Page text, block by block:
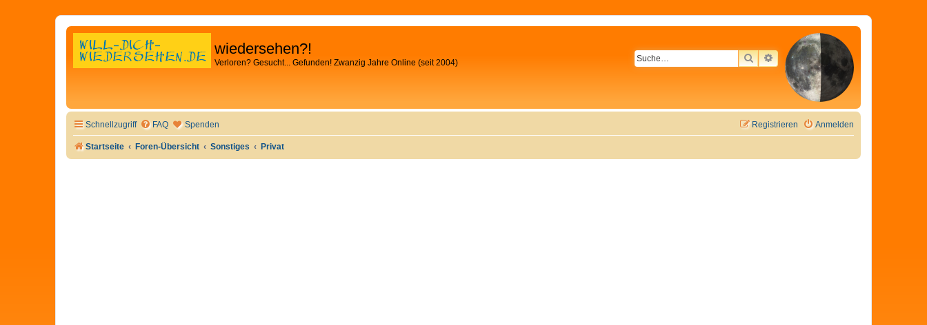
wiedersehen?!
Verloren? Gesucht... Gefunden! Zwanzig Jahre Online (seit 2004) SUCHEERWEITERTE SUCHE
Schnellzugriff FAQ Spenden Anmelden
Registrieren
Startseite Foren-Übersicht Sonstiges Privat